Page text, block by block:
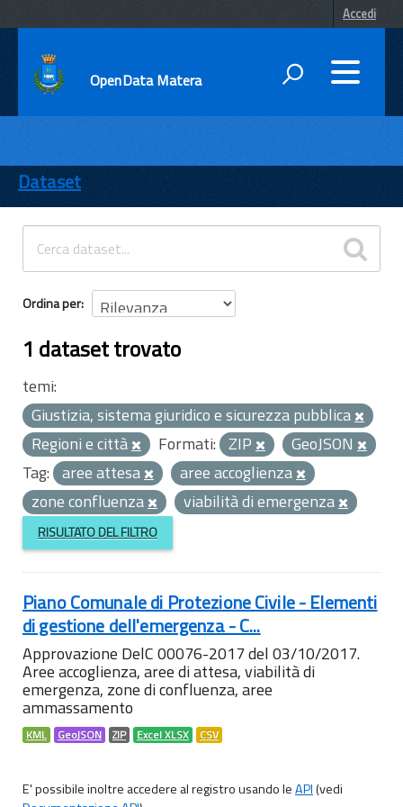
Accedi
OpenData Matera
ENTI
TEMI
INFORMAZIONI
Dataset
Ordina per
1 dataset trovato
temi:
Giustizia, sistema giuridico e sicurezza pubblica
Regioni e città
Formati: ZIP
GeoJSON
Tag: aree attesa
aree accoglienza
zone confluenza
viabilità di emergenza
RISULTATO DEL FILTRO
Piano Comunale di Protezione Civile - Elementi
di gestione dell'emergenza - C...
Approvazione DelC 00076-2017 del 03/10/2017.
Aree accoglienza, aree di attesa, viabilità di
emergenza, zone di confluenza, aree
ammassamento
KML GeoJSON ZIP Excel XLSX CSV
E' possibile inoltre accedere al registro usando leAPI(vedi